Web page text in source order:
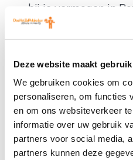
Deze website maakt
We gebruiken cookies om
personaliseren, om functies
en om ons websiteverkeer
informatie over uw gebruik
partners voor social media,
partners kunnen deze
bij je vermogen in
belasting over het
je met dit vermogen
Indien je de
verhuurt hoef je
over de
de inkomsten binnen
de kosten van de
De kans dat je hier